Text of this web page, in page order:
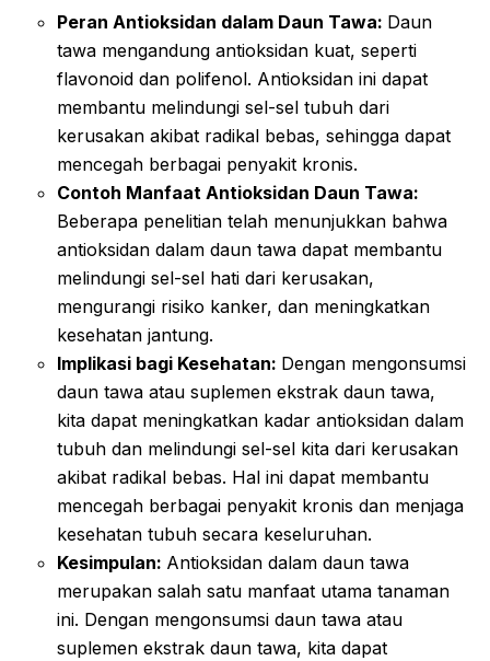
Peran Antioksidan dalam Daun Tawa: Daun
tawa mengandung antioksidan kuat, seperti
flavonoid dan polifenol. Antioksidan ini dapat
membantu melindungi sel-sel tubuh dari
kerusakan akibat radikal bebas, sehingga dapat
mencegah berbagai penyakit kronis.
Contoh Manfaat Antioksidan Daun Tawa:
Beberapa penelitian telah menunjukkan bahwa
antioksidan dalam daun tawa dapat membantu
melindungi sel-sel hati dari kerusakan,
mengurangi risiko kanker, dan meningkatkan
kesehatan jantung.
Implikasi bagi Kesehatan: Dengan mengonsumsi
daun tawa atau suplemen ekstrak daun tawa,
kita dapat meningkatkan kadar antioksidan dalam
tubuh dan melindungi sel-sel kita dari kerusakan
akibat radikal bebas. Hal ini dapat membantu
mencegah berbagai penyakit kronis dan menjaga
kesehatan tubuh secara keseluruhan.
Kesimpulan: Antioksidan dalam daun tawa
merupakan salah satu manfaat utama tanaman
ini. Dengan mengonsumsi daun tawa atau
suplemen ekstrak daun tawa, kita dapat